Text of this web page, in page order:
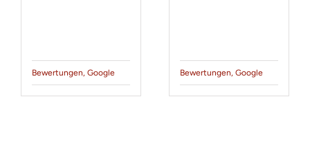
Bewertungen, Google Bewertungen, Google